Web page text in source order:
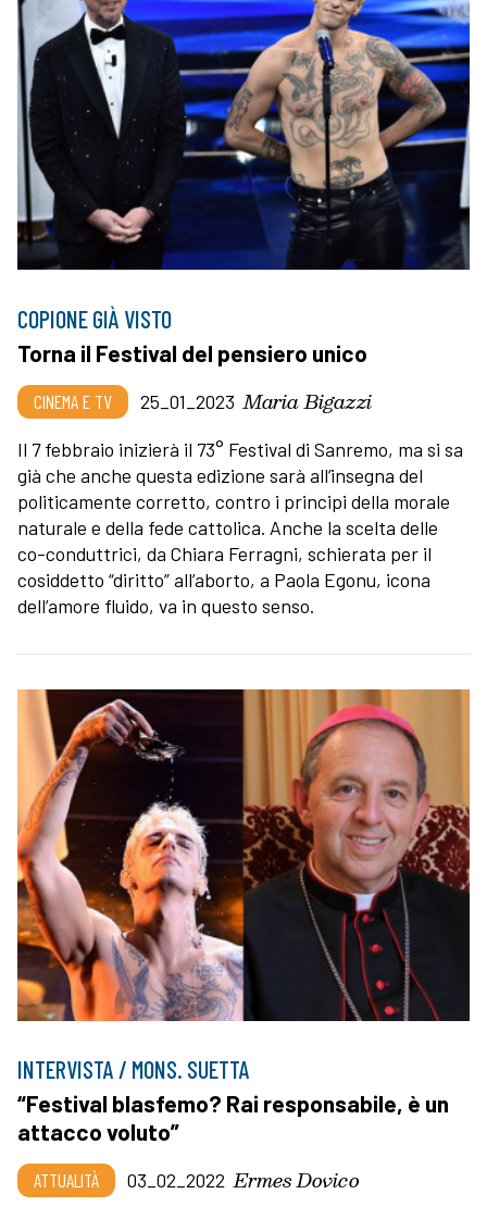
COPIONE GIÀ VISTO
Torna il Festival del pensiero unico
CINEMA E TV 25_01_2023 Maria Bigazzi
Il 7 febbraio inizierà il 73° Festival di Sanremo, ma si sa
già che anche questa edizione sarà all’insegna del
politicamente corretto, contro i principi della morale
naturale e della fede cattolica. Anche la scelta delle
co-conduttrici, da Chiara Ferragni, schierata per il
cosiddetto “diritto” all’aborto, a Paola Egonu, icona
dell’amore fluido, va in questo senso.
INTERVISTA / MONS. SUETTA
“Festival blasfemo? Rai responsabile, è un
attacco voluto”
ATTUALITÀ 03_02_2022 Ermes Dovico